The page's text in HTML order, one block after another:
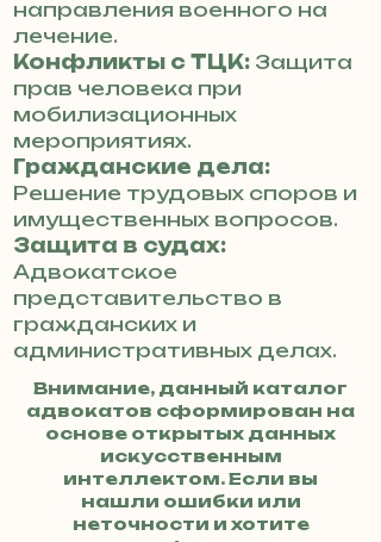
направления военного на
лечение.
Конфликты с ТЦК: Защита
прав человека при
мобилизационных
мероприятиях.
Гражданские дела:
Решение трудовых споров и
имущественных вопросов.
Защита в судах:
Адвокатское
представительство в
гражданских и
административных делах.
Внимание, данный каталог
адвокатов сформирован на
основе открытых данных
искусственным
интеллектом. Если вы
нашли ошибки или
неточности и хотите